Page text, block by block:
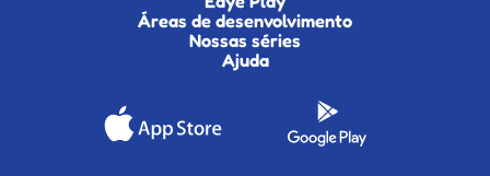
Áreas de desenvolvimento
Nossas séries
Ajuda